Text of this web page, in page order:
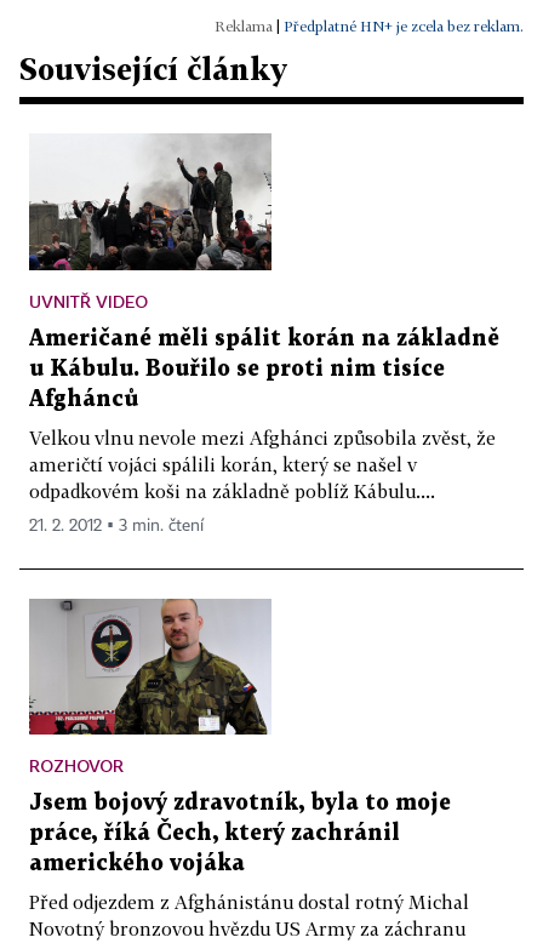
Předplatné HN+ je zcela bez reklam.
Související články
UVNITŘ VIDEO
Američané měli spálit korán na základně
u Kábulu. Bouřilo se proti nim tisíce
Afghánců
Velkou vlnu nevole mezi Afghánci způsobila zvěst, že
američtí vojáci spálili korán, který se našel v
odpadkovém koši na základně poblíž Kábulu....
21. 2. 2012 ▪ 3 min. čtení
ROZHOVOR
Jsem bojový zdravotník, byla to moje
práce, říká Čech, který zachránil
amerického vojáka
Před odjezdem z Afghánistánu dostal rotný Michal
Novotný bronzovou hvězdu US Army za záchranu